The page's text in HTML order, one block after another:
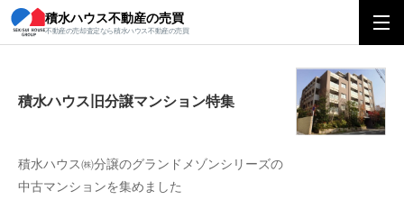
積水ハウス不動産の売買
不動産の売却査定なら積水ハウス不動産の売買
積水ハウス旧分譲マンション特集
積水ハウス旧分譲マンション特集
積水ハウス㈱分譲のグランドメゾンシリーズの
中古マンションを集めました